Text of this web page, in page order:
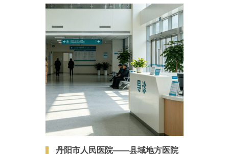
丹阳市人民医院——县域地方医院